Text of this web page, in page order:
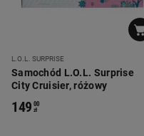
L.O.L. SURPRISE
Samochód L.O.L. Surprise
City Cruisier, różowy
149 00
zł